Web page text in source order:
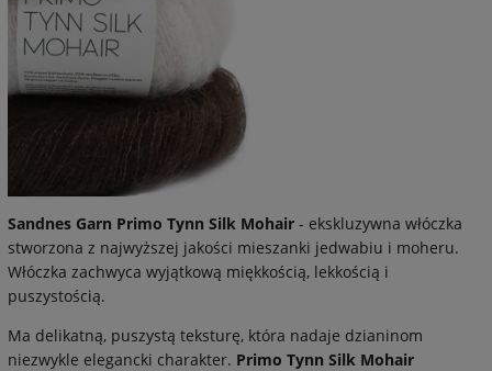
Sandnes Garn Primo Tynn Silk Mohair - ekskluzywna włóczka
stworzona z najwyższej jakości mieszanki jedwabiu i moheru.
Włóczka zachwyca wyjątkową miękkością, lekkością i
puszystością.
Ma delikatną, puszystą teksturę, która nadaje dzianinom
niezwykle elegancki charakter. Primo Tynn Silk Mohair